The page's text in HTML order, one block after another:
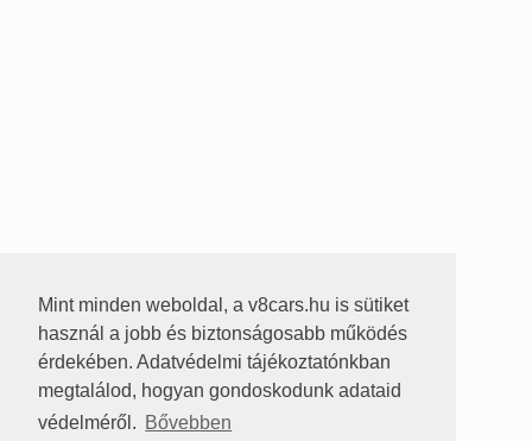
Mint minden weboldal, a v8cars.hu is sütiket
használ a jobb és biztonságosabb működés
érdekében. Adatvédelmi tájékoztatónkban
megtalálod, hogyan gondoskodunk adataid
védelméről. Bővebben